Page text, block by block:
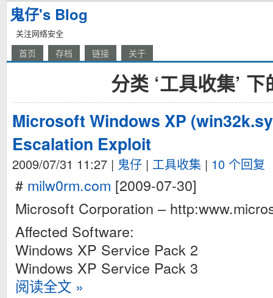
鬼仔's Blog
关注网络安全
首页 存档 链接 关于
分类 ‘工具收集’
Microsoft Windows XP
Escalation Exploit
2009/07/31 11:27 | 鬼仔 | 工具收集 | 10 个回复
# milw0rm.com [2009-07-30]
Microsoft Corporation –
Affected Software:
Windows XP Service Pack 2
Windows XP Service Pack 3
阅读全文 »